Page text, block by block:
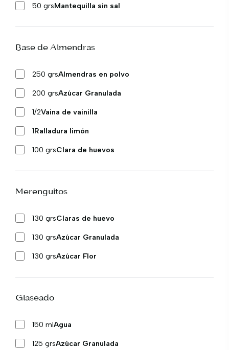
50 grsMantequilla sin sal
Base de Almendras
250 grsAlmendras en polvo
200 grsAzúcar Granulada
1/2Vaina de vainilla
1Ralladura limón
100 grsClara de huevos
Merenguitos
130 grsClaras de huevo
130 grsAzúcar Granulada
130 grsAzúcar Flor
Glaseado
150 mlAgua
125 grsAzúcar Granulada